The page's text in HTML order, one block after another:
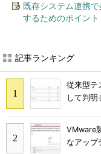
既存システム連携
するためのポイント
記事ランキング
従来型テ
して判
VMware
なアップ